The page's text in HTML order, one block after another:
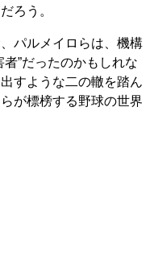
ろう。
パルメイロらは、機構
”だったのかもしれな
すような二の轍を踏ん
が標榜する野球の世界